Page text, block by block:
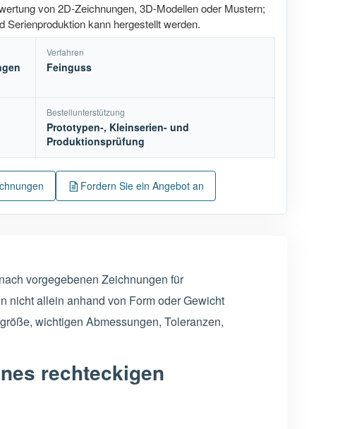
von 2D-Zeichnungen, 3D-Modellen oder Mustern;
kann hergestellt werden.
Verfahren
Feinguss
Bestellunterstützung
Prototypen-, Kleinserien- und
Produktionsprüfung
Fordern Sie ein Angebot an
vorgegebenen Zeichnungen für
nicht allein anhand von Form oder Gewicht
wichtigen Abmessungen, Toleranzen,
rechteckigen